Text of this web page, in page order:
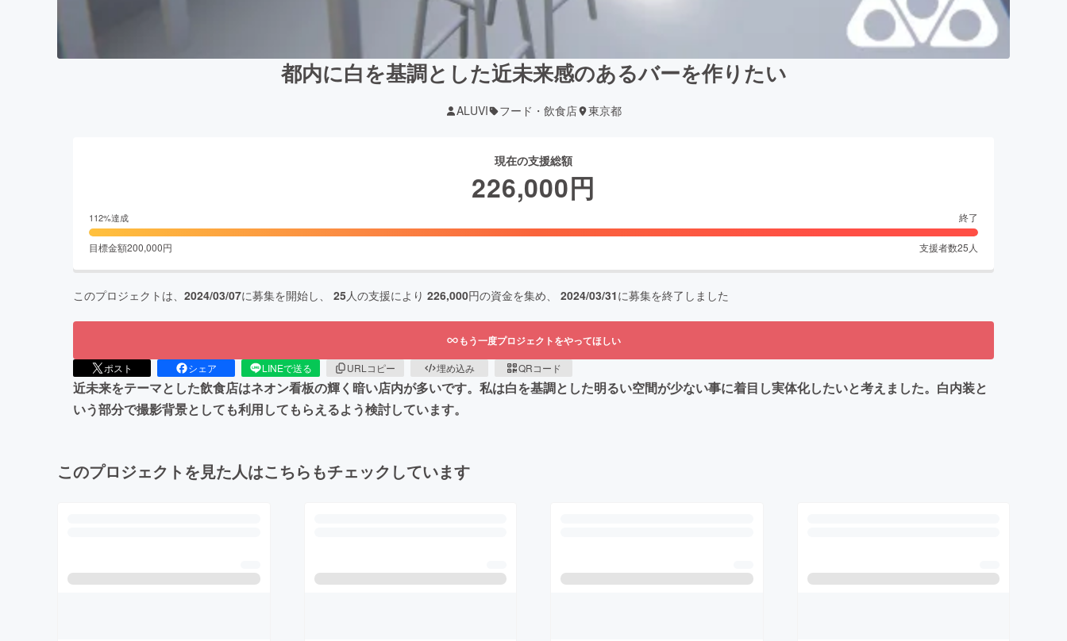
都内に白を基調とした近未来感のあるバーを作りたい
ALUVI フード・飲食店 東京都
現在の支援総額
226,000円
112%達成 終了
目標金額200,000円 支援者数25 人
このプロジェクトは、 2024/03/07に募集を開始し、 25人の支援により 226,000円の資金を集め、 2024/03/31に募集を終了しました
もう一度プロジェクトをやってほしい
ポスト シェア LINEで送る URLコピー 埋め込み QRコード
近未来をテーマとした飲食店はネオン看板の輝く暗い店内が多いです。私は白を基調とした明るい空間が少ない事に着目し実体化したいと考えました。白内装と
いう部分で撮影背景としても利用してもらえるよう検討しています。
このプロジェクトを見た人はこちらもチェックしています